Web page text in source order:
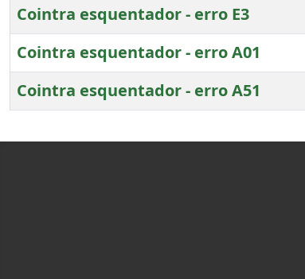
Cointra esquentador - erro E3
Cointra esquentador - erro A01
Cointra esquentador - erro A51